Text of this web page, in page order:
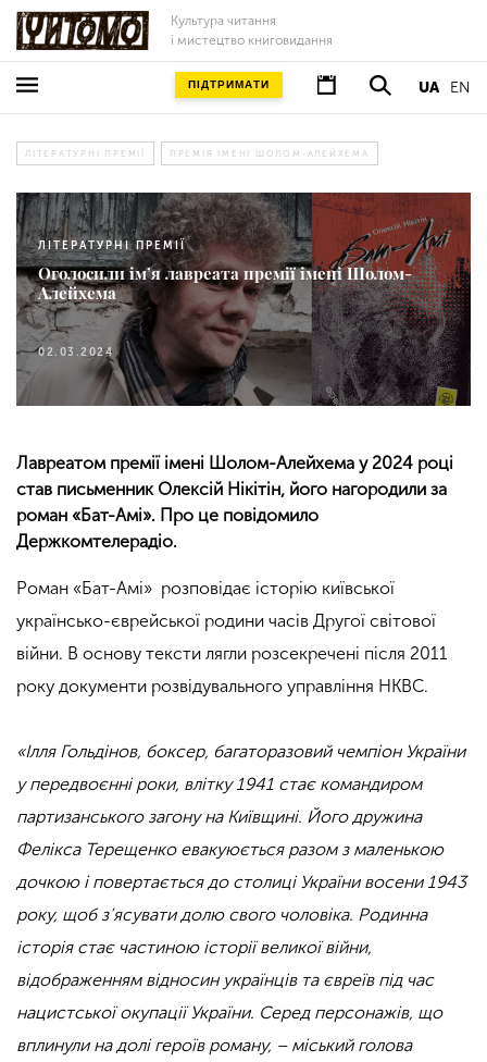
Культура читання
і мистецтво книговидання
UA EN
ПІДТРИМАТИ
ЛІТЕРАТУРНІ ПРЕМІЇ ПРЕМІЯ ІМЕНІ ШОЛОМ-АЛЕЙХЕМА
ЛІТЕРАТУРНІ ПРЕМІЇ
Оголосили ім’я лавреата премії імені Шолом-
Алейхема
02.03.2024
Лавреатом премії імені Шолом-Алейхема у 2024 році
став письменник Олексій Нікітін, його нагородили за
роман «Бат-Амі». Про це повідомило
Держкомтелерадіо.
Роман «Бат-Амі» розповідає історію київської
українсько-єврейської родини часів Другої світової
війни. В основу тексти лягли розсекречені після 2011
року документи розвідувального управління НКВС.
«Ілля Гольдінов, боксер, багаторазовий чемпіон України
у передвоєнні роки, влітку 1941 стає командиром
партизанського загону на Київщині. Його дружина
Фелікса Терещенко евакуюється разом з маленькою
дочкою і повертається до столиці України восени 1943
року, щоб з’ясувати долю свого чоловіка. Родинна
історія стає частиною історії великої війни,
відображенням відносин українців та євреїв під час
нацистської окупації України. Серед персонажів, що
вплинули на долі героїв роману, – міський голова